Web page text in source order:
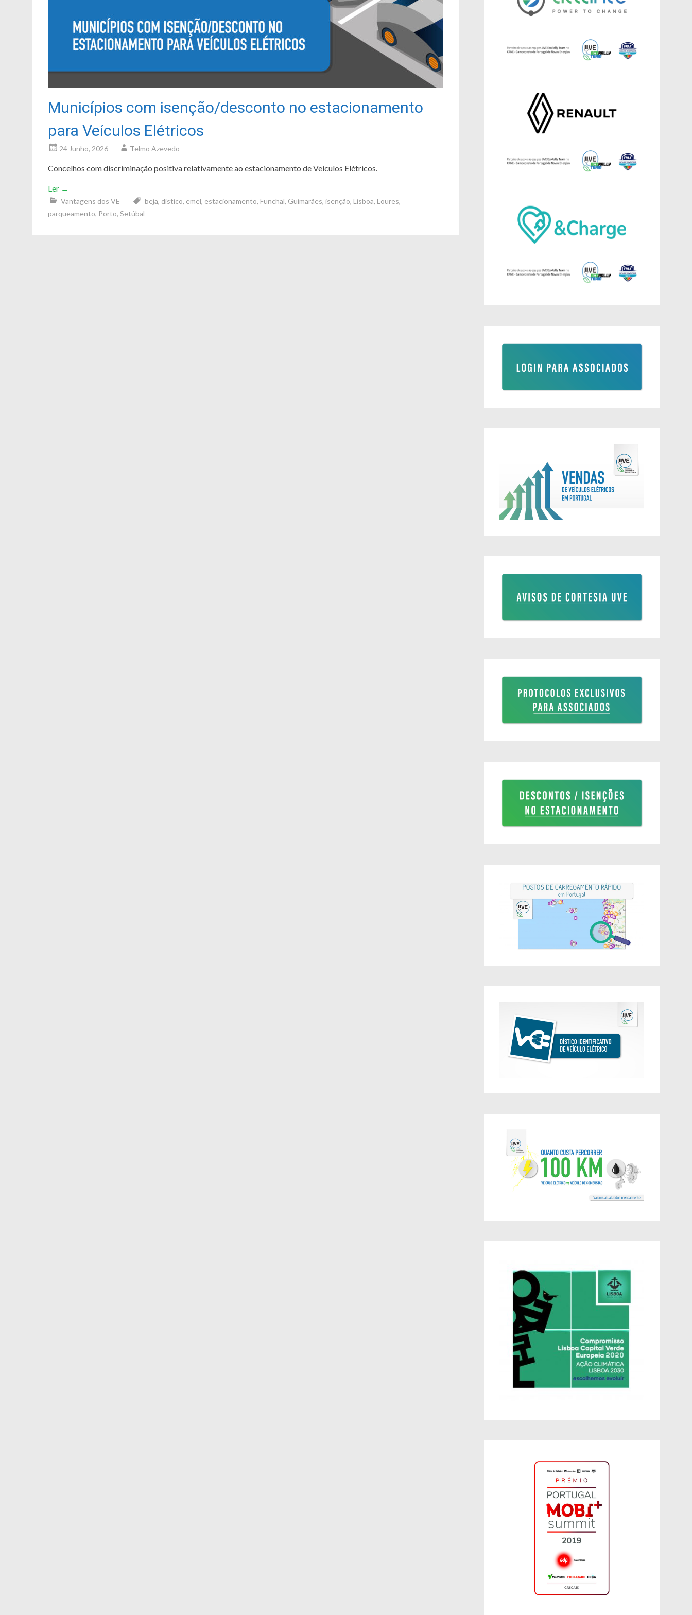
Municípios com isenção/desconto no estacionamento
para Veículos Elétricos
24 Junho, 2026 Telmo Azevedo
Concelhos com discriminação positiva relativamente ao estacionamento de Veículos Elétricos.
Ler →
Vantagens dos VE beja, dístico, emel, estacionamento, Funchal, Guimarães, isenção, Lisboa, Loures,
parqueamento, Porto, Setúbal